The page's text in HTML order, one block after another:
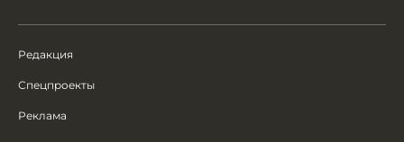
Редакция
Спецпроекты
Реклама